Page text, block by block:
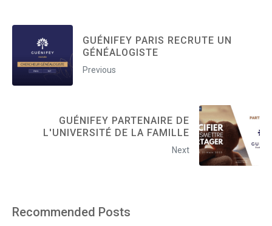
GUÉNIFEY PARIS RECRUTE UN
GÉNÉALOGISTE
Previous
GUÉNIFEY PARTENAIRE DE
L'UNIVERSITÉ DE LA FAMILLE
Next
Recommended Posts